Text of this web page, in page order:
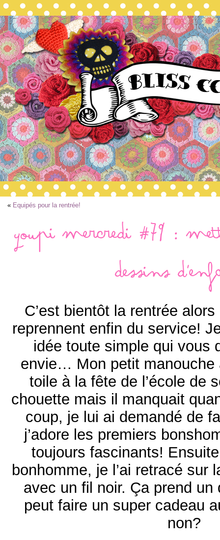
« Equipés pour la rentrée!
Youpi mercredi #79 :
dessins
C’est bientôt la rentrée
reprennent enfin du service!
idée toute simple qui vous
envie… Mon petit manouche
toile à la fête de l’école de
chouette mais il manquait
coup, je lui ai demandé de
j’adore les premiers
toujours fascinants!
bonhomme, je l’ai retracé sur
avec un fil noir. Ça prend un
peut faire un super cadeau
non?